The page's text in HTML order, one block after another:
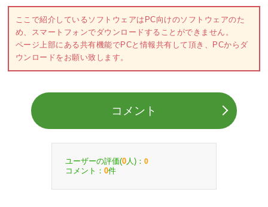
ここで紹介しているソフトウェアはPC向けのソフトウェアのた
め、スマートフォンでダウンロードすることができません。
ページ上部にある共有機能でPCと情報共有して頂き、PCからダ
ウンロードをお願い致します。
コメント
ユーザーの評価(0 人)： 0
コメント： 0件